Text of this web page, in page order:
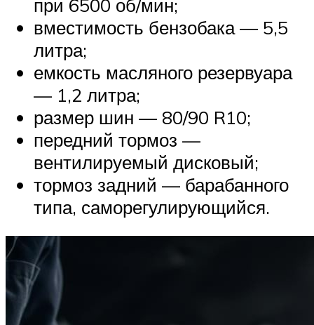
при 6500 об/мин;
вместимость бензобака — 5,5
литра;
емкость масляного резервуара
— 1,2 литра;
размер шин — 80/90 R10;
передний тормоз —
вентилируемый дисковый;
тормоз задний — барабанного
типа, саморегулирующийся.